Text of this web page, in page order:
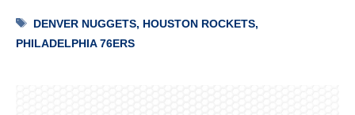
Tag
DENVER NUGGETS, HOUSTON ROCKETS,
PHILADELPHIA 76ERS